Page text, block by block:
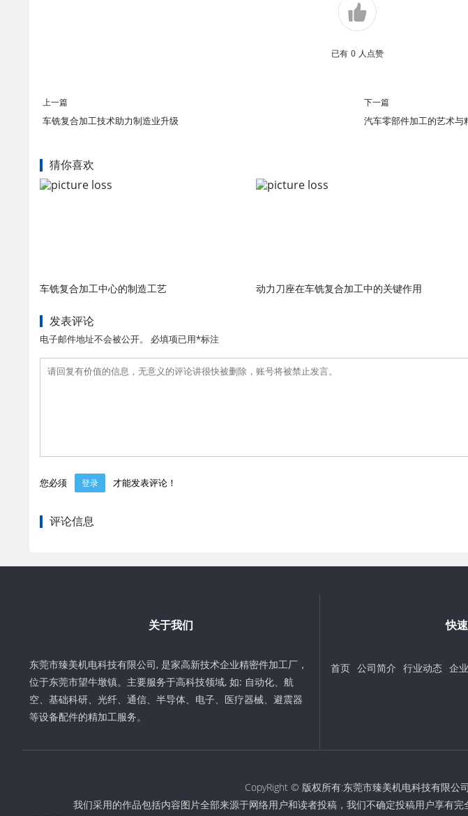
已有 0 人点赞
上一篇
车铣复合加工技术助力制造业升级
下一篇
汽车零部件加工的艺术与
猜你喜欢
车铣复合加工中心的制造工艺 动力刀座在车铣复合加工中的关键作用
发表评论
电子邮件地址不会被公开。 必填项已用*标注
您必须 登录 才能发表评论！
评论信息
关于我们
东莞市臻美机电科技有限公司, 是家高新技术企业精密件加工厂，
位于东莞市望牛墩镇。主要服务于高科技领域, 如: 自动化、航
空、基础科研、光纤、通信、半导体、电子、医疗器械、避震器
等设备配件的精加工服务。
快
首页 公司简介 行业动态 企
CopyRight © 版权所有:东莞市臻美机电科技有限公
我们采用的作品包括内容图片全部来源于网络用户和读者投稿，我们不确定投稿用户享有